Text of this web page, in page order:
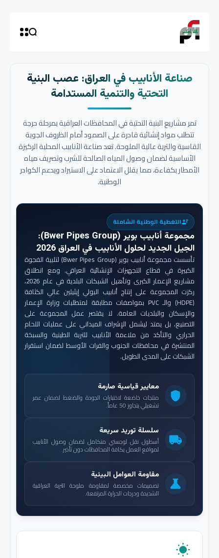
صناعة الأنابيب في العراق: عصب البنية
التحتية والتنمية المستدامة
تمر مشاريع البنية التحتية في المحافظات العراقية بمرحلة حرجة
تتطلب مواد إنشائية قادرة على الصمود أمام الظروف الجوية
القاسية والتربة عالية الملوحة. تعد صناعة الأنابيب المحلية الركيزة
الأساسية لضمان وصول المياه الصالحة للشرب وتصريف مياه
الأمطار بكفاءة، مما يقلل الاعتماد على الاستيراد ويدعم الكوادر
الوطنية.
engineeringالتغطية الوطنية الشاملة
مجموعة أنابيب بوير (Bwer Pipes Group)
:
الجيل الجديد لحلول الأنابيب في العراق 2026
تأسست مجموعة أنابيب بوير (Bwer Pipes Group) لتلبية الفجوة
الكبيرة في قطاع التجهيزات الإنشائية العراقي. ومع انطلاق
مشاريع الإعمار الكبرى وتأهيل الشبكات البلدية في عام 2026،
ركزت المجموعة على إنتاج أنابيب البولي إيثيلين عالي الكثافة
(HDPE) والـ PVC بمواصفات مطابقة لمتطلبات وزارة الإعمار
والإسكان والبلديات العامة. لا يقتصر عمل المجموعة على
التصنيع، بل يمتد ليشمل الإشراف الميداني على عمليات اللحام
الحراري والتأكد من ملاءمة الأنابيب للتربة الطينية والسبخة
المنتشرة في محافظات الجنوب والفرات الأوسط لضمان استقرار
الشبكات على المدى الطويل.
shield
معايير قياسية صارمة
منتجات خاضعة لاختبارات الجودة والضغط لضمان عمر
تشغيلي يتجاوز 50 عاماً.
local_shipping
سلسلة توريد سريعة
أسطول نقل لوجستي متكامل لضمان وصول الأنابيب
لمواقع العمل بكافة المحافظات دون تأخير.
science
مقاومة العوامل البيئية
تصميمات مخصصة لمقاومة ملوحة التربة العراقية
الشديدة ودرجات الحرارة المرتفعة.
wb_sunny